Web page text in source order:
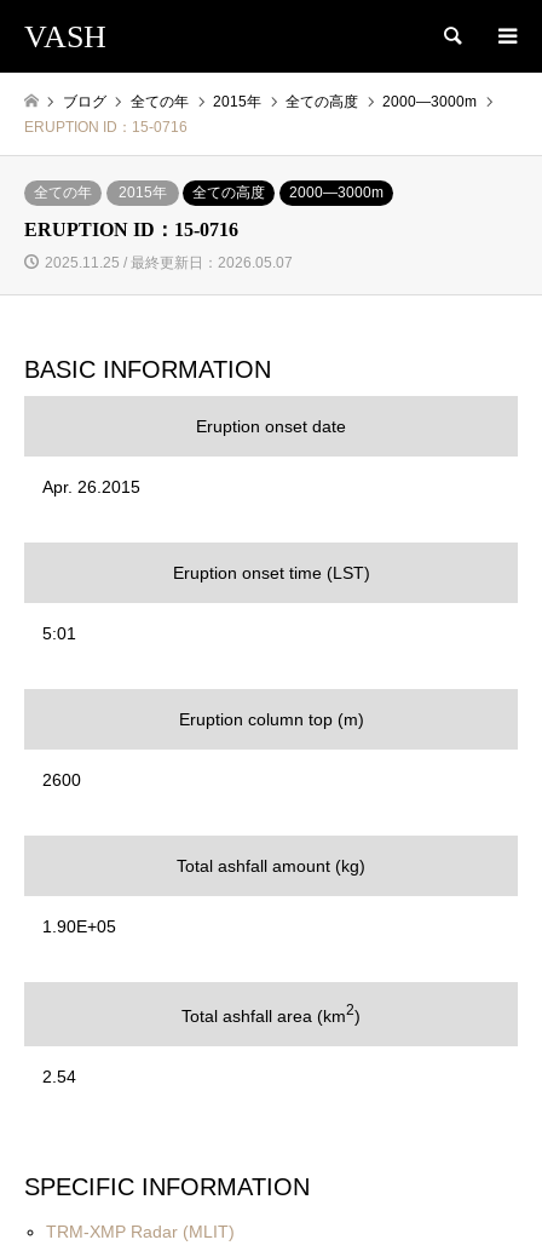
VASH 検索
ブログ 全ての年 2015年 全ての高度
2000―3000m
ERUPTION ID：15-0716
全ての年 2015年 全ての高度 2000―3000m
ERUPTION ID：15-0716
2025.11.25 / 最終更新日：2026.05.07
BASIC INFORMATION
Eruption onset date
Apr. 26.2015
Eruption onset time (LST)
5:01
Eruption column top (m)
2600
Total ashfall amount (kg)
1.90E+05
Total ashfall area (km2)
2.54
SPECIFIC INFORMATION
TRM-XMP Radar (MLIT)